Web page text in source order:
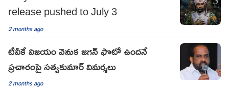
release pushed to July 3
2 months ago
టీవీకే విజయం వెనుక జగన్ ఫొటో ఉందనే
ప్రచారంపై సత్యకుమార్ విమర్శలు
2 months ago